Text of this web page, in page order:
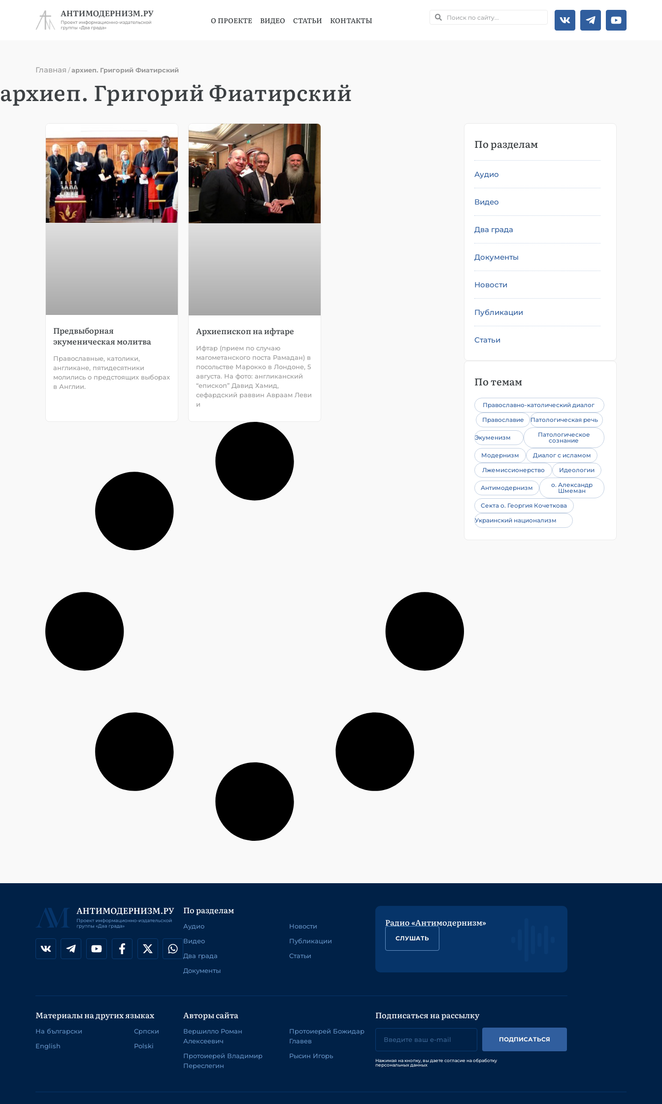
О ПРОЕКТЕ ВИДЕО СТАТЬИ КОНТАКТЫ
Главная /архиеп. Григорий Фиатирский
архиеп. Григорий Фиатирский
Предвыборная
экуменическая молитва
Православные, католики,
англикане, пятидесятники
молились о предстоящих выборах
в Англии.
Архиепископ на ифтаре
Ифтар (прием по случаю
магометанского поста Рамадан) в
посольстве Марокко в Лондоне, 5
августа. На фото: англиканский
“епископ” Давид Хамид,
сефардский раввин Авраам Леви
и
По разделам
Аудио
Видео
Два града
Документы
Новости
Публикации
Статьи
По темам
Православно-католический диалог
Православие
Патологическая речь
Экуменизм
Патологическое
сознание
Модернизм
Диалог с исламом
Лжемиссионерство
Идеологии
Антимодернизм
о. Александр
Шмеман
Секта о. Георгия Кочеткова
Украинский национализм
По разделам
Аудио
Видео
Два града
Документы
Новости
Публикации
Статьи
Радио «Антимодернизм»
СЛУШАТЬ
Материалы на других языках
На български
English
Српски
Polski
Авторы сайта
Вершилло Роман
Алексеевич
Протоиерей Владимир
Переслегин
Протоиерей Божидар
Главев
Рысин Игорь
Подписаться на рассылку
ПОДПИСАТЬСЯ
Нажимая на кнопку, вы даете согласие на обработку
персональных данных